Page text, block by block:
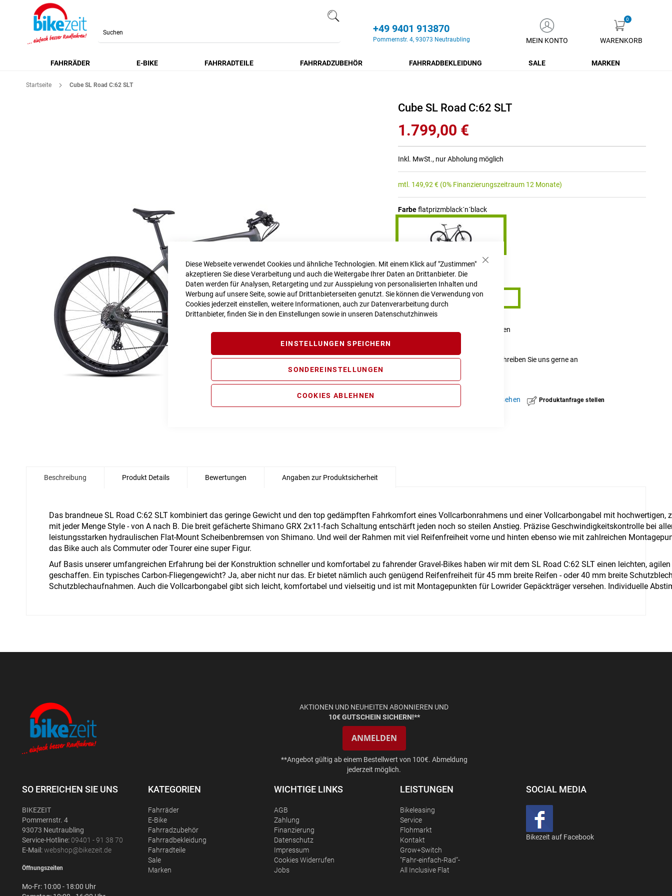
Schließen
Diese Webseite verwendet Cookies und ähnliche Technologien. Mit einem Klick auf "Zustimmen"
akzeptieren Sie diese Verarbeitung und auch die Weitergabe Ihrer Daten an Drittanbieter. Die
Daten werden für Analysen, Retargeting und zur Ausspielung von personalisierten Inhalten und
Werbung auf unsere Seite, sowie auf Drittanbieterseiten genutzt. Sie können die Verwendung von
Cookies jederzeit einstellen, weitere Informationen, auch zur Datenverarbeitung durch
Drittanbieter, finden Sie in den Einstellungen sowie in unseren Datenschutzhinweis
EINSTELLUNGEN SPEICHERN
SONDEREINSTELLUNGEN
COOKIES ABLEHNEN
Inhalt
MEIN KONTO
+49 9401 913870
Pommernstr. 4, 93073 Neutraubling WARENKORB
FAHRRÄDER E-BIKE FAHRRADTEILE FAHRRADZUBEHÖR FAHRRADBEKLEIDUNG SALE MARKEN
Startseite Cube SL Road C:62 SLT
Cube SL Road C:62 SLT
1.799,00 €
Inkl. MwSt., nur Abholung möglich
mtl. 149,92 € (0% Finanzierungszeitraum 12 Monate)
Farbeflatprizmblack´n´black
RAHMENHÖHE 61 cm
61 cm
im Onlineshop erfragen
Für Anfragen zur Verfügbarkeit schreiben Sie uns gerne an
ansehen Produktanfrage stellen
Beschreibung
Das brandneue SL Road C:62 SLT kombiniert das geringe Gewicht und den top gedämpften Fahrkomfort eines Vollcarbonrahmens und einer Vollcarbongabel mit
mit jeder Menge Style - von A nach B. Die breit gefächerte Shimano GRX 2x11-fach Schaltung entschärft jeden noch so steilen Anstieg. Präzise Geschwindigkeitskontrolle bei
leistungsstarken hydraulischen Flat-Mount Scheibenbremsen von Shimano. Und weil der Rahmen mit viel Reifenfreiheit vorne und hinten ebenso wie mit zahlreichen
das Bike auch als Commuter oder Tourer eine super Figur.
Auf Basis unserer umfangreichen Erfahrung bei der Konstruktion schneller und komfortabel zu fahrender Gravel-Bikes haben wir mit dem SL Road C:62 SLT einen leichten,
geschaffen. Ein typisches Carbon-Fliegengewicht? Ja, aber nicht nur das. Er bietet nämlich auch genügend Reifenfreiheit für 45 mm breite Reifen - oder 40 mm breite
Schutzblechaufnahmen. Auch die Vollcarbongabel gibt sich leicht, komfortabel und vielseitig und ist mit Montagepunkten für Lowrider Gepäckträger versehen. Individuelle
Produkt Details Bewertungen Angaben zur Produktsicherheit
AKTIONEN UND NEUHEITEN ABONNIEREN UND
10€ GUTSCHEIN SICHERN!**
ANMELDEN
**Angebot gültig ab einem Bestellwert von 100€. Abmeldung
jederzeit möglich.
SO ERREICHEN SIE UNS
BIKEZEIT
Pommernstr. 4
93073 Neutraubling
Service-Hotline: 09401 - 91 38 70
E-Mail:webshop@bikezeit.de
Öffnungszeiten
Mo-Fr: 10:00 - 18:00 Uhr
KATEGORIEN
Fahrräder
E-Bike
Fahrradzubehör
Fahrradbekleidung
Fahrradteile
Sale
Marken
WICHTIGE LINKS
AGB
Zahlung
Finanzierung
Datenschutz
Impressum
Сookies Widerrufen
Jobs
LEISTUNGEN
Bikeleasing
Service
Flohmarkt
Kontakt
Grow+Switch
"Fahr-einfach-Rad“-
All Inclusive Flat
SOCIAL MEDIA
Bikezeit auf Facebook